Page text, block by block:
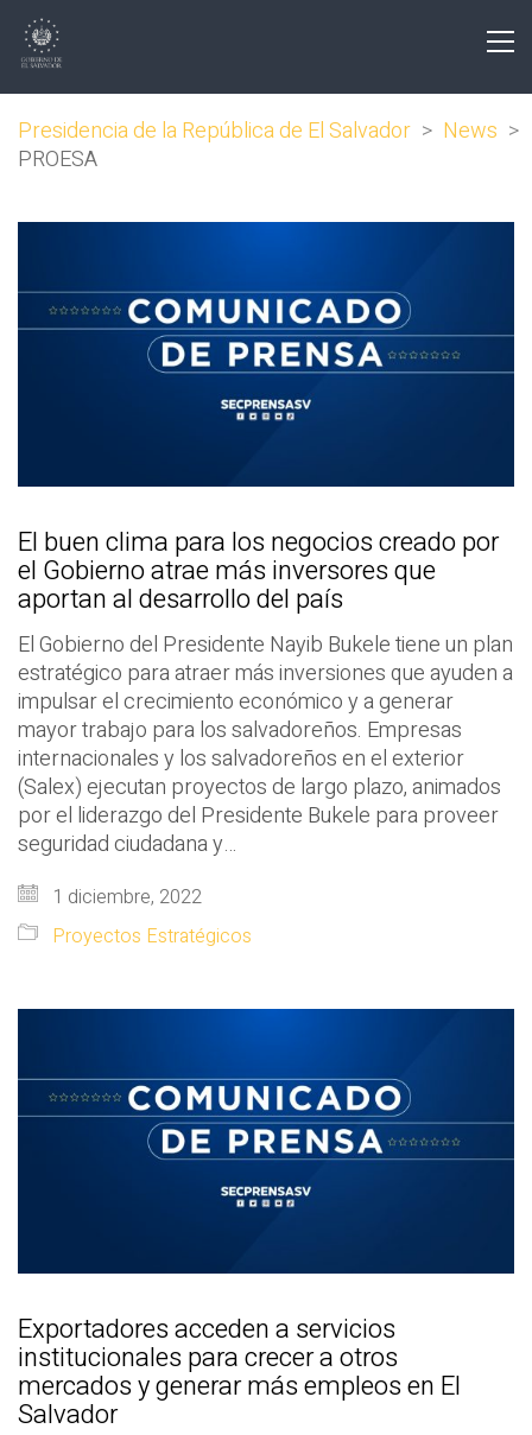
Presidencia de la República de El Salvador > News >
PROESA
El buen clima para los negocios creado por
el Gobierno atrae más inversores que
aportan al desarrollo del país
El Gobierno del Presidente Nayib Bukele tiene un plan
estratégico para atraer más inversiones que ayuden a
impulsar el crecimiento económico y a generar
mayor trabajo para los salvadoreños. Empresas
internacionales y los salvadoreños en el exterior
(Salex) ejecutan proyectos de largo plazo, animados
por el liderazgo del Presidente Bukele para proveer
seguridad ciudadana y…
1 diciembre, 2022
Proyectos Estratégicos
Exportadores acceden a servicios
institucionales para crecer a otros
mercados y generar más empleos en El
Salvador